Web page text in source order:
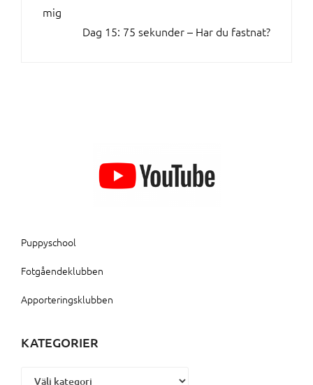
mig
Dag 15: 75 sekunder – Har du fastnat?
Puppyschool
Fotgåendeklubben
Apporteringsklubben
KATEGORIER
Kategorier